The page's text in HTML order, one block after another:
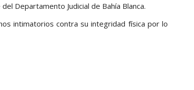
Departamento Judicial de Bahía Blanca.
intimatorios contra su integridad física por lo